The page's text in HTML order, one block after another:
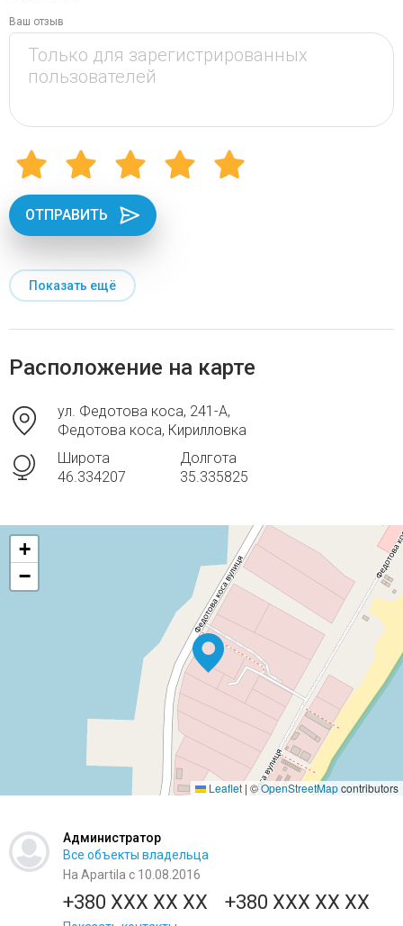
Ваш отзыв
ОТПРАВИТЬ
Показать ещё
Расположение на карте
ул. Федотова коса, 241-А,
Федотова коса, Кирилловка
Широта
46.334207
Долгота
35.335825
+
−
Leaflet | ©OpenStreetMapcontributors
Администратор
Все объекты владельца
На Apartila с 10.08.2016
+380 XXX XX XX +380 XXX XX XX